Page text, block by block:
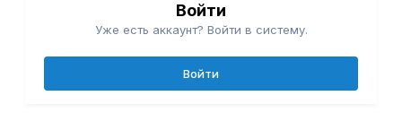
Войти
Уже есть аккаунт? Войти в систему.
Войти